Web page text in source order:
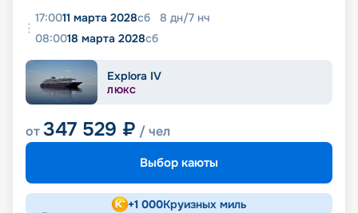
17:0011 марта 2028сб 8 дн/7 нч
08:0018 марта 2028сб
Explora IV
ЛЮКС
от347 529 ₽ / чел
Выбор каюты
+1 000Круизных миль